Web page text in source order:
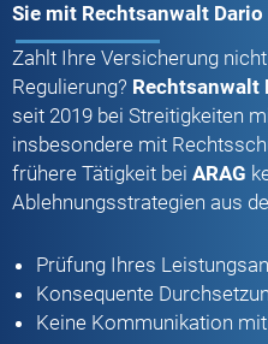
Sie mit Rechtsanwalt Dario
Zahlt Ihre Versicherung
Regulierung? Rechtsanwalt
seit 2019 bei Streitigkeiten
insbesondere mit
frühere Tätigkeit bei ARAG
Ablehnungsstrategien aus
Prüfung Ihres
Konsequente
Keine Kommunikation